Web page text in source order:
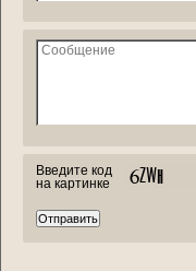
Введите код
на картинке